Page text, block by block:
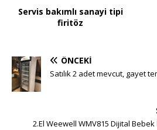
Servis bakımlı sanayi tipi
firitöz
ÖNCEKI
Satılık 2 adet mevcut, gayet
2.El Weewell WMV815 Dijital Bebek